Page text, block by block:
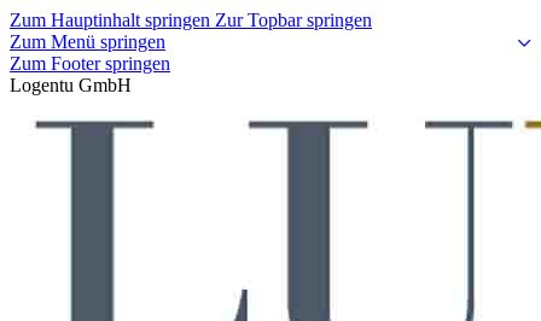
Zum Hauptinhalt springen Zur Topbar springen
Zum Menü springen
Zum Footer springen
Logentu GmbH